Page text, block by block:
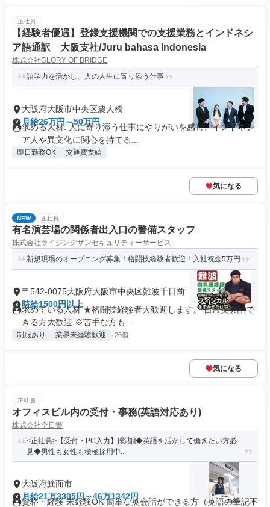
正社員
【経験者優遇】登録支援機関での支援業務とインドネシ
ア語通訳 大阪支社/Juru bahasa Indonesia
株式会社GLORY OF BRIDGE
語学力を活かし、人の人生に寄り添う仕事
大阪府大阪市中央区農人橋
月給26万円～50万円
求める人材: 人に寄り添う仕事にやりがいを感じ、インドネシ
ア人や異文化に関心を持てる...
即日勤務OK 交通費支給
気になる
NEW 正社員
有名演芸場の関係者出入口の警備スタッフ
株式会社ライジングサンセキュリティーサービス
新規現場のオープニング募集！格闘技経験者歓迎！入社祝金5万円
〒542-0075大阪府大阪市中央区難波千日前
時給1500円以上
求めている人材 ★格闘技経験者大歓迎します。 日常英会話で
きる方大歓迎 ※苦手な方も...
制服あり 業界未経験歓迎 +26個
気になる
正社員
オフィスビル内の受付・事務(英語対応あり)
株式会社全日警
<正社員>【受付・PC入力】[彩都]◆英語を活かして働きたい方必
見◆男性も女性も積極採用中...
大阪府箕面市
月給21万3305円～46万1342円
資格・経験 未経験OK 簡単な英会話ができる方（英語の筆記不